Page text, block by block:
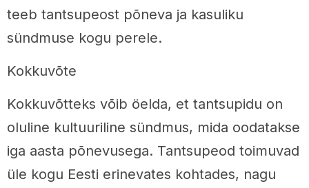
teeb tantsupeost põneva ja kasuliku
sündmuse kogu perele.
Kokkuvõte
Kokkuvõtteks võib öelda, et tantsupidu on
oluline kultuuriline sündmus, mida oodatakse
iga aasta põnevusega. Tantsupeod toimuvad
üle kogu Eesti erinevates kohtades, nagu